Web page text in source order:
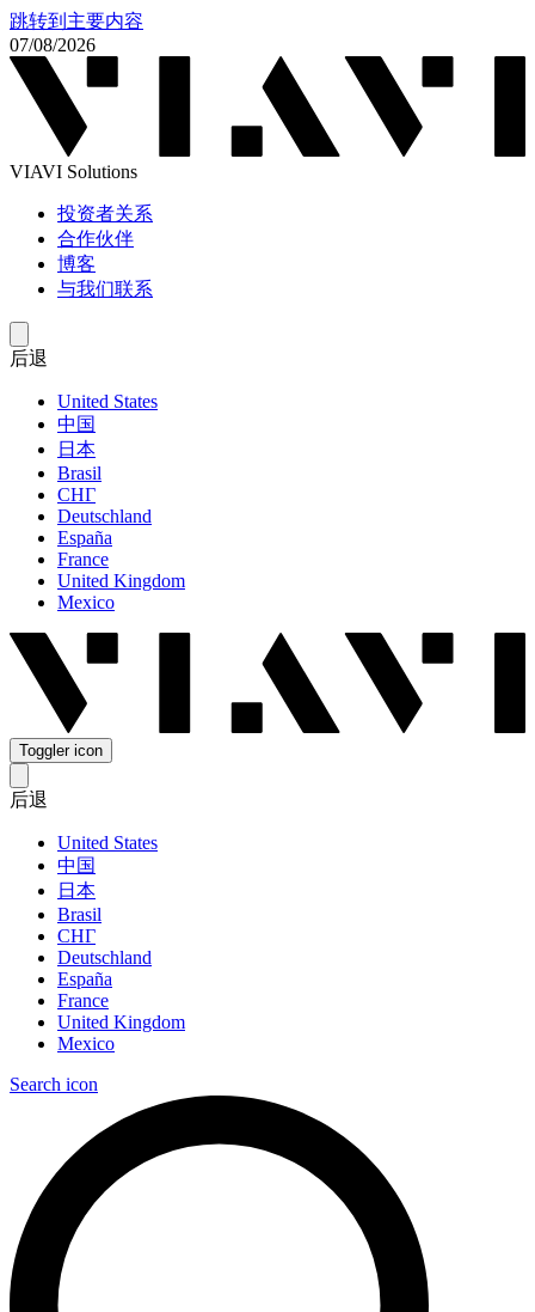
跳转到主要内容
07/08/2026
VIAVI Solutions
投资者关系
合作伙伴
博客
与我们联系
后退
United States
中国
日本
Brasil
СНГ
Deutschland
España
France
United Kingdom
Mexico
Toggler icon
后退
United States
中国
日本
Brasil
СНГ
Deutschland
España
France
United Kingdom
Mexico
Search icon